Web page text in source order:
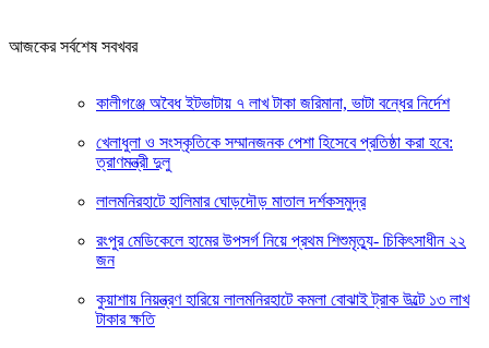
আজকের সর্বশেষ সবখবর
কালীগঞ্জে অবৈধ ইটভাটায় ৭ লাখ টাকা জরিমানা, ভাটা বন্ধের নির্দেশ
খেলাধুলা ও সংস্কৃতিকে সম্মানজনক পেশা হিসেবে প্রতিষ্ঠা করা হবে:
ত্রাণমন্ত্রী দুলু
লালমনিরহাটে হালিমার ঘোড়দৌড় মাতাল দর্শকসমুদ্র
রংপুর মেডিকেলে হামের উপসর্গ নিয়ে প্রথম শিশুমৃত্যু- চিকিৎসাধীন ২২
জন
কুয়াশায় নিয়ন্ত্রণ হারিয়ে লালমনিরহাটে কমলা বোঝাই ট্রাক উল্টে ১৩ লাখ
টাকার ক্ষতি